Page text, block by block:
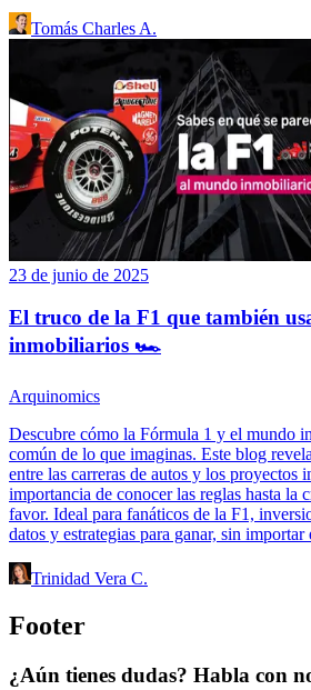
Tomás Charles A.
23 de junio de 2025
El truco de la F1 que también
inmobiliarios 🏎️
Arquinomics
Descubre cómo la Fórmula 1 y el mundo
común de lo que imaginas. Este blog
entre las carreras de autos y los proyectos
importancia de conocer las reglas hasta la
favor. Ideal para fanáticos de la F1,
datos y estrategias para ganar, sin
Trinidad Vera C.
Footer
¿Aún tienes dudas? Habla con